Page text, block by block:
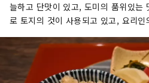
늘하고 단맛이 있고, 도미의 품위있는
로 토지의 것이 사용되고 있고, 요리인